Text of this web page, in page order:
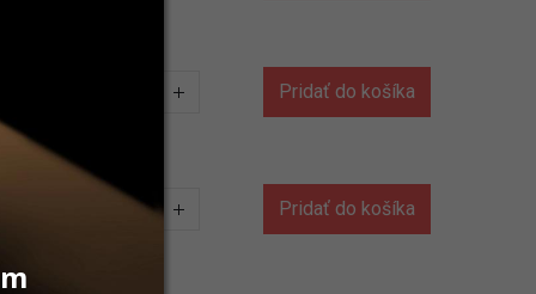
Pridať do košíka
Pridať do košíka